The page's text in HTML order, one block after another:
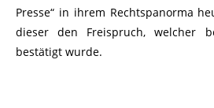
Presse“ in ihrem Rechtspanorma
dieser den Freispruch, welcher
bestätigt wurde.